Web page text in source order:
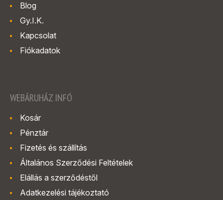
Blog
Gy.I.K.
Kapcsolat
Fiókadatok
WEBÁRUHÁZ INFÓ
Kosár
Pénztár
Fizetés és szállítás
Általános Szerződési Feltételek
Elállás a szerződéstől
Adatkezelési tájékoztató